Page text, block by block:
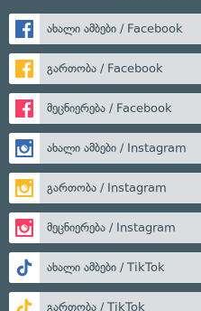
ახალი ამბები / Facebook
გართობა / Facebook
მეცნიერება / Facebook
ახალი ამბები / Instagram
გართობა / Instagram
მეცნიერება / Instagram
ახალი ამბები / TikTok
გართობა / TikTok